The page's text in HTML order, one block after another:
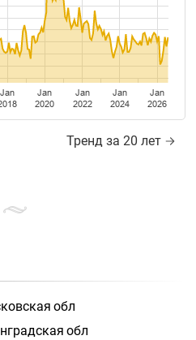
Jan
Jan
2020
Jan
2022
Jan
2024
Jan
2026
Тренд за 20 лет
обл
обл